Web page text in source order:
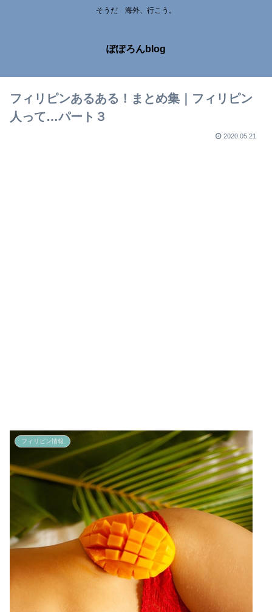
そうだ 海外、行こう。
ぽぽろんblog
フィリピンあるある！まとめ集｜フィリピン
人って…パート３
2020.05.21
フィリピン情報